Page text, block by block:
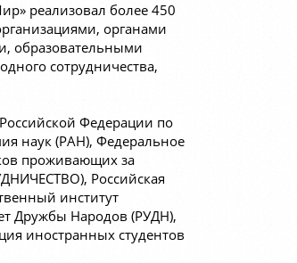
реализовал более 450
органами
образовательными
сотрудничества,
Федерации по
наук (РАН), Федеральное
проживающих за
Российская
институт
Дружбы Народов (РУДН),
иностранных студентов